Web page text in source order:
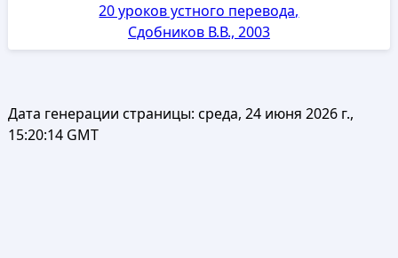
20 уроков устного перевода,
Сдобников В.В., 2003
Дата генерации страницы: среда, 24 июня 2026 г.,
15:20:14 GMT